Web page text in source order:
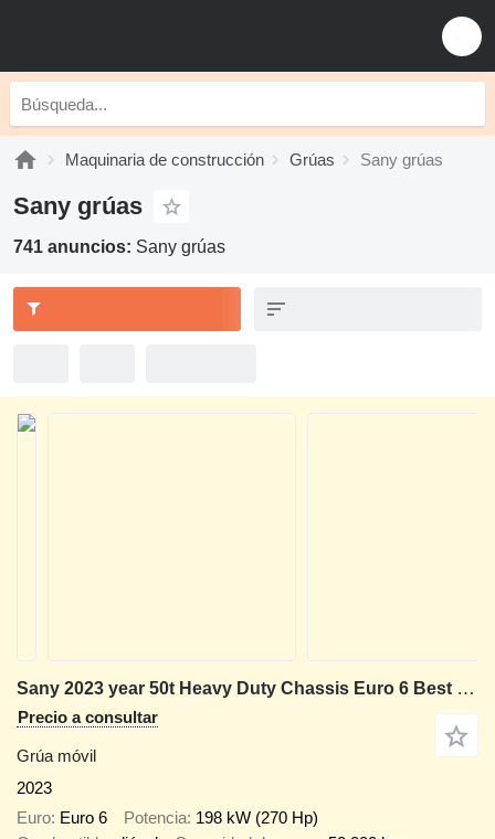
Maquinaria de construcción Grúas Sany grúas
Sany grúas
741 anuncios: Sany grúas
Sany 2023 year 50t Heavy Duty Chassis Euro 6 Best Value
Precio a consultar
Grúa móvil
2023
Euro Euro 6 Potencia 198 kW (270 Hp)